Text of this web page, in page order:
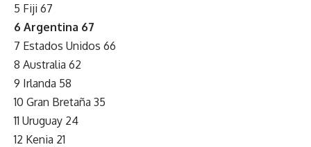
5 Fiji 67
6 Argentina 67
7 Estados Unidos 66
8 Australia 62
9 Irlanda 58
10 Gran Bretaña 35
11 Uruguay 24
12 Kenia 21